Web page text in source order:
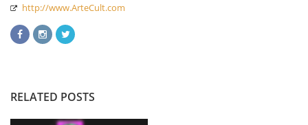
http://www.ArteCult.com
RELATED POSTS